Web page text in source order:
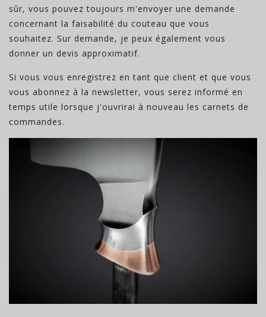
sûr, vous pouvez toujours m'envoyer une demande
concernant la faisabilité du couteau que vous
souhaitez. Sur demande, je peux également vous
donner un devis approximatif.
Si vous vous enregistrez en tant que client et que vous
vous abonnez à la newsletter, vous serez informé en
temps utile lorsque j'ouvrirai à nouveau les carnets de
commandes.